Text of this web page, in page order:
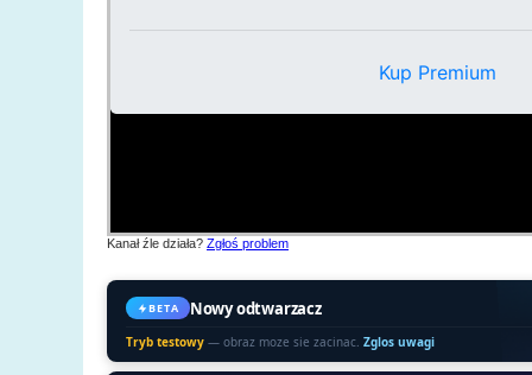
Kanał źle działa? Zgłoś problem
BETA Nowy odtwarzacz
Tryb testowy — obraz moze sie zacinac. Zglos uwagi